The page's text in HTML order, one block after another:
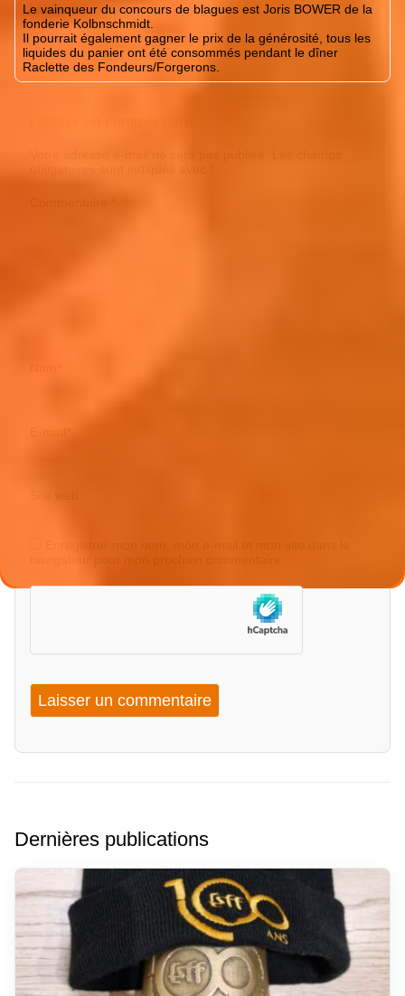
Le vainqueur du concours de blagues est Joris BOWER de la
fonderie Kolbnschmidt.
Il pourrait également gagner le prix de la générosité, tous les
liquides du panier ont été consommés pendant le dîner
Raclette des Fondeurs/Forgerons.
Dernières publications